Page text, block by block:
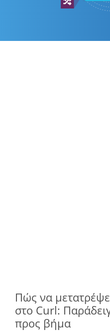
Πώς να
στο Curl:
προς βήμα